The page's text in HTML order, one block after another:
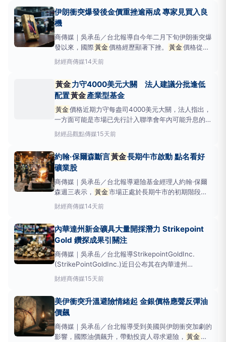
出貨量下滑帶來的衝擊。
伊朗衝突爆發後金價重挫逾兩成 專家見買入良
機
商傳媒｜吳承岳／台北報導自今年二月下旬伊朗衝突爆
發以來，國際黃金價格經歷顯著下挫。 黃金價格從衝
突初期的每盎司約5,274美元，一路跌至七月底的每盎
司約4,160美元，跌幅超過兩成。此波跌勢主要受到地
動盪通常被視為推升黃金價格的
財經商傳媒14天前
黃金力守4000美元大關 法人建議分批逢低
配置黃金產業型基金
黃金價格近期力守每盎司4000美元大關，法人指出，
一方面可能是市場已先行計入聯準會年內可能升息的預
期，另則與央行購金有關，特別是中國央行，綜合以
上，建議採取「分批布局、逢低承接」投資策略。富蘭
為，隨世界變得越來越複雜、越來越不確定，戰爭、
財經品觀點傳媒15天前
約翰·保爾森斷言黃金長期牛市啟動 點名看好
礦業股
商傳媒｜吳承岳／台北報導避險基金經理人約翰·保爾
森週三表示， 黃金市場正處於長期牛市的初期階段，
他預計隨著人們對紙幣信心動搖，
的需求將持續增長。《消費者新聞與商業頻道》
備貨幣的重要性。約翰·保爾森於2009年金融危機
財經商傳媒14天前
內華達州新金礦具大量開採潛力 Strikepoint
Gold 鑽探成果引關注
商傳媒｜吳承岳／台北報導StrikepointGoldInc.
(StrikePointGoldInc.)近日公布其在內華達州
Hercules
黃金 計畫春季鑽探活動的最終批檢測結果，
顯示該礦區蘊藏高品位金銀礦化，並具備大量開採的潛
響。
財經商傳媒15天前
美伊衝突升溫避險情緒起 金銀價格應聲反彈油
價飆
商傳媒｜吳承岳／台北報導受到美國與伊朗衝突加劇的
影響，國際油價飆升，帶動投資人尋求避險， 黃金與